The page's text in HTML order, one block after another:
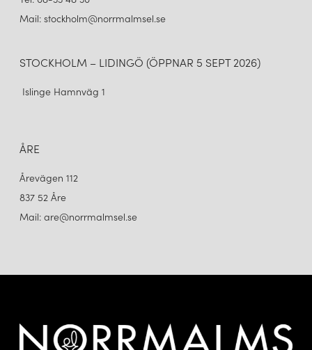
Mail: stockholm@norrmalmsel.se
STOCKHOLM – LIDINGÖ (ÖPPNAR 5 SEPT 2026)
Islinge Hamnväg 1
ÅRE
Årevägen 112
837 52 Åre
Mail: are@norrmalmsel.se